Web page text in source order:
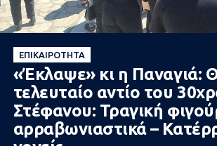
ΕΠΙΚΑΙΡΌΤΗΤΑ
«Έκλαψε» κι η Παναγιά:
τελευταίο αντίο του
Στέφανου: Τραγική
αρραβωνιαστικά –